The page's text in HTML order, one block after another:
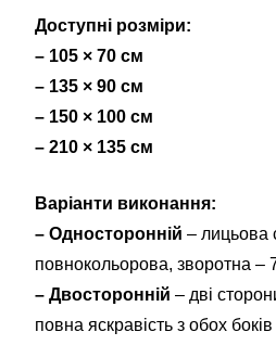
Доступні розміри:
– 105 × 70 см
– 135 × 90 см
– 150 × 100 см
– 210 × 135 см
Варіанти виконання:
– Односторонній – лицьова
повнокольорова, зворотна –
– Двосторонній – дві
повна яскравість з обох